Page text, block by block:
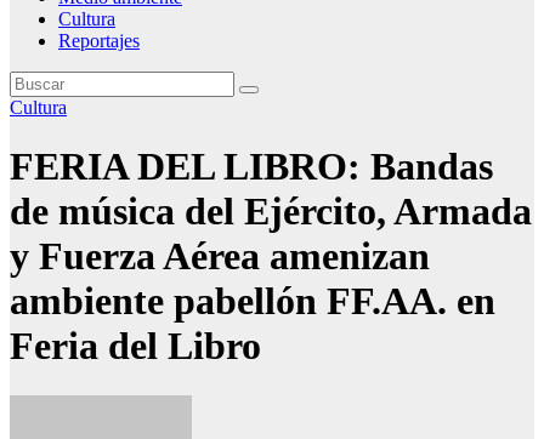
Cultura
Reportajes
Cultura
FERIA DEL LIBRO: Bandas
de música del Ejército, Armada
y Fuerza Aérea amenizan
ambiente pabellón FF.AA. en
Feria del Libro